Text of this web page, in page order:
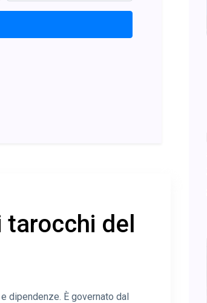
del
dipendenze. È governato dal